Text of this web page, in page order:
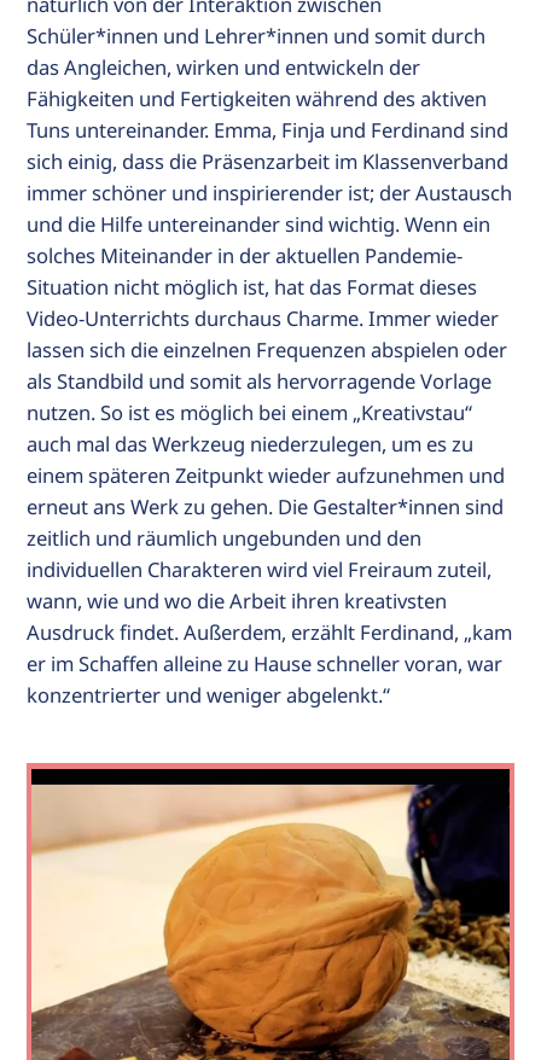
Schüler*innen und Lehrer*innen und somit durch
das Angleichen, wirken und entwickeln der
Fähigkeiten und Fertigkeiten während des aktiven
Tuns untereinander. Emma, Finja und Ferdinand sind
sich einig, dass die Präsenzarbeit im Klassenverband
immer schöner und inspirierender ist; der Austausch
und die Hilfe untereinander sind wichtig. Wenn ein
solches Miteinander in der aktuellen Pandemie-
Situation nicht möglich ist, hat das Format dieses
Video-Unterrichts durchaus Charme. Immer wieder
lassen sich die einzelnen Frequenzen abspielen oder
als Standbild und somit als hervorragende Vorlage
nutzen. So ist es möglich bei einem „Kreativstau“
auch mal das Werkzeug niederzulegen, um es zu
einem späteren Zeitpunkt wieder aufzunehmen und
erneut ans Werk zu gehen. Die Gestalter*innen sind
zeitlich und räumlich ungebunden und den
individuellen Charakteren wird viel Freiraum zuteil,
wann, wie und wo die Arbeit ihren kreativsten
Ausdruck findet. Außerdem, erzählt Ferdinand, „kam
er im Schaffen alleine zu Hause schneller voran, war
konzentrierter und weniger abgelenkt.“